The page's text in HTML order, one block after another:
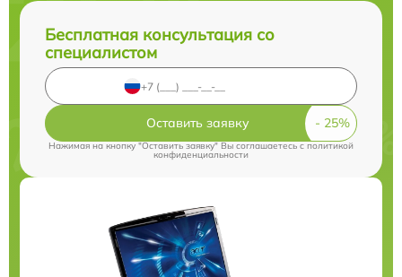
Бесплатная консультация со
специалистом
Оставить заявку
Нажимая на кнопку "Оставить заявку" Вы соглашаетесь cполитикой
конфиденциальности